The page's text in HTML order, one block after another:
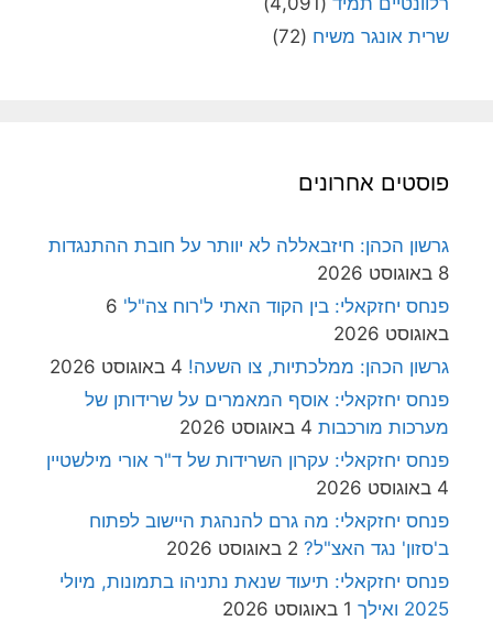
שרית אונגר משיח (72)
פוסטים אחרונים
גרשון הכהן: חיזבאללה לא יוותר על חובת ההתנגדות
8 באוגוסט 2026
פנחס יחזקאלי: בין הקוד האתי ל'רוח צה"ל' 6
באוגוסט 2026
גרשון הכהן: ממלכתיות, צו השעה! 4 באוגוסט 2026
פנחס יחזקאלי: אוסף המאמרים על שרידותן של
מערכות מורכבות 4 באוגוסט 2026
פנחס יחזקאלי: עקרון השרידות של ד"ר אורי מילשטיין
4 באוגוסט 2026
פנחס יחזקאלי: מה גרם להנהגת היישוב לפתוח
ב'סזון' נגד האצ"ל? 2 באוגוסט 2026
פנחס יחזקאלי: תיעוד שנאת נתניהו בתמונות, מיולי
2025 ואילך
1 באוגוסט 2026